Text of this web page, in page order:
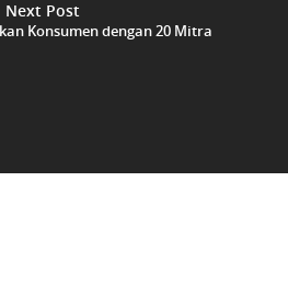
Next Post
Konsumen dengan 20 Mitra